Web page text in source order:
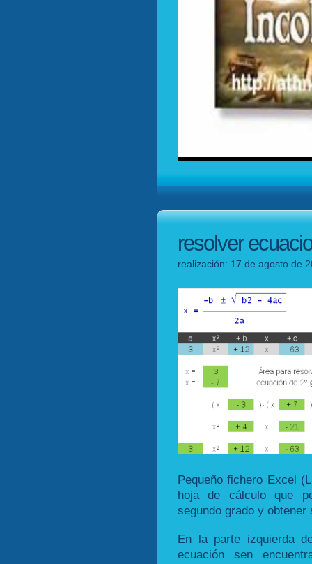
resolver
realización: 17 de agosto de
Pequeño fichero Excel
hoja de cálculo que
segundo grado y
En la parte izquierda
ecuación sen